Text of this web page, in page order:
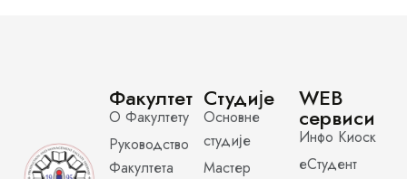
Факултет
О Факултету
Руководство
Факултета
Студије
Основне
студије
Мастер
WEB
сервиси
Инфо Киоск
еСтудент